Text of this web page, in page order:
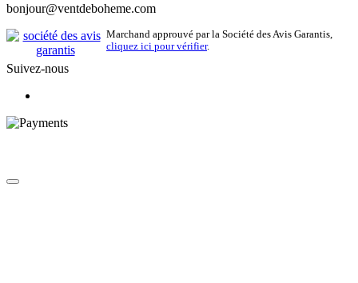
bonjour@ventdeboheme.com
Marchand approuvé par la Société des Avis Garantis,
cliquez ici pour vérifier.
Suivez-nous